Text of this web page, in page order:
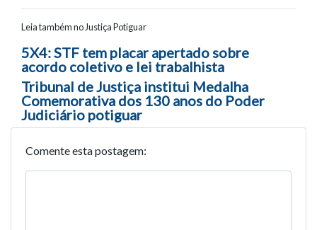
Leia também no Justiça Potiguar
Navegação entre posts
5X4: STF tem placar apertado sobre
acordo coletivo e lei trabalhista
Tribunal de Justiça institui Medalha
Comemorativa dos 130 anos do Poder
Judiciário potiguar
Comente esta postagem: